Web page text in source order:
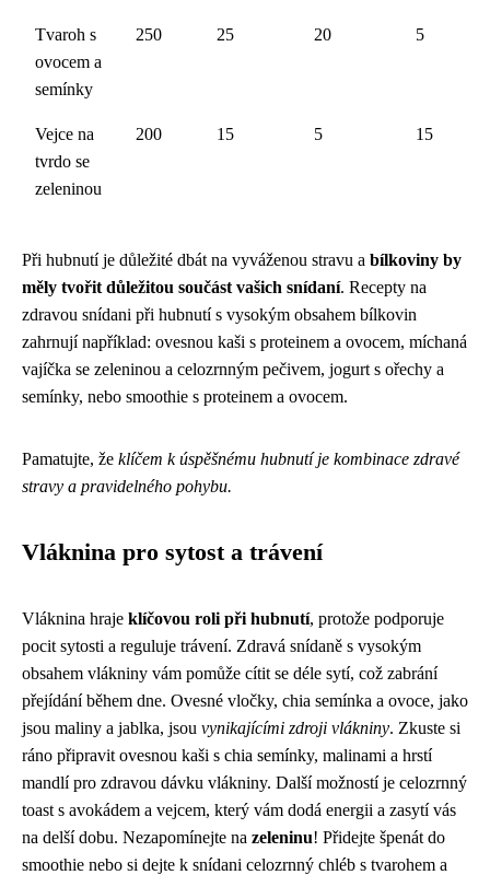
Tvaroh s
ovocem a
semínky
250 25 20 5
Vejce na
tvrdo se
zeleninou
200 15 5 15
Při hubnutí je důležité dbát na vyváženou stravu a bílkoviny by
měly tvořit důležitou součást vašich snídaní. Recepty na
zdravou snídani při hubnutí s vysokým obsahem bílkovin
zahrnují například: ovesnou kaši s proteinem a ovocem, míchaná
vajíčka se zeleninou a celozrnným pečivem, jogurt s ořechy a
semínky, nebo smoothie s proteinem a ovocem.
Pamatujte, že klíčem k úspěšnému hubnutí je kombinace zdravé
stravy a pravidelného pohybu.
Vláknina pro sytost a trávení
Vláknina hraje klíčovou roli při hubnutí, protože podporuje
pocit sytosti a reguluje trávení. Zdravá snídaně s vysokým
obsahem vlákniny vám pomůže cítit se déle sytí, což zabrání
přejídání během dne. Ovesné vločky, chia semínka a ovoce, jako
jsou maliny a jablka, jsou vynikajícími zdroji vlákniny. Zkuste si
ráno připravit ovesnou kaši s chia semínky, malinami a hrstí
mandlí pro zdravou dávku vlákniny. Další možností je celozrnný
toast s avokádem a vejcem, který vám dodá energii a zasytí vás
na delší dobu. Nezapomínejte na zeleninu! Přidejte špenát do
smoothie nebo si dejte k snídani celozrnný chléb s tvarohem a